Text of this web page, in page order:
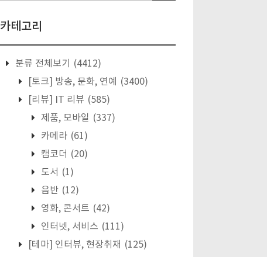
카테고리
분류 전체보기
(4412)
[토크] 방송, 문화, 연예
(3400)
[리뷰] IT 리뷰 (585)
제품, 모바일 (337)
카메라 (61)
캠코더 (20)
도서 (1)
음반 (12)
영화, 콘서트 (42)
인터넷, 서비스 (111)
[테마] 인터뷰, 현장취재 (125)